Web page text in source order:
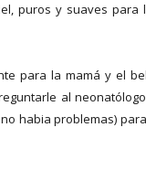
puros y suaves para
para la mamá y el
al
habia problemas)